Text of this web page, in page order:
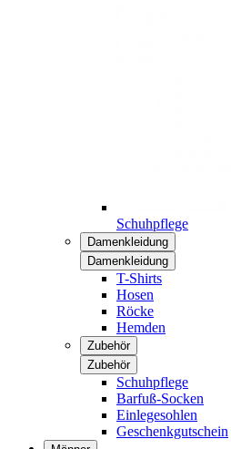
Schuhpflege
Damenkleidung
Damenkleidung
T-Shirts
Hosen
Röcke
Hemden
Zubehör
Zubehör
Schuhpflege
Barfuß-Socken
Einlegesohlen
Geschenkgutschein